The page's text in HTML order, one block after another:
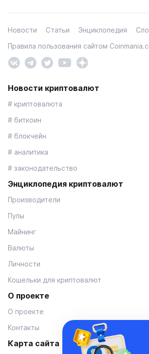
Новости Статьи Энциклопедия
Правила пользования сайтом
Новости криптовалют
# криптовалюта
# биткоин
# блокчейн
# аналитика
# законодательство
Энциклопедия криптовалют
Производители
Пулы
Майнинг
Валюты
Личности
Кошельки для криптовалют
О проекте
О проекте
Контакты
Карта сайта